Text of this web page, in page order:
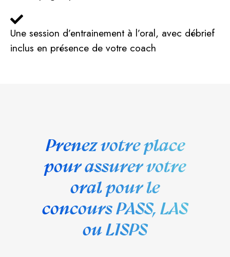
Une session d’entrainement à l’oral, avec débrief
inclus en présence de votre coach
Prenez votre place
pour assurer votre
oral pour le
concours PASS, LAS
ou L1SPS